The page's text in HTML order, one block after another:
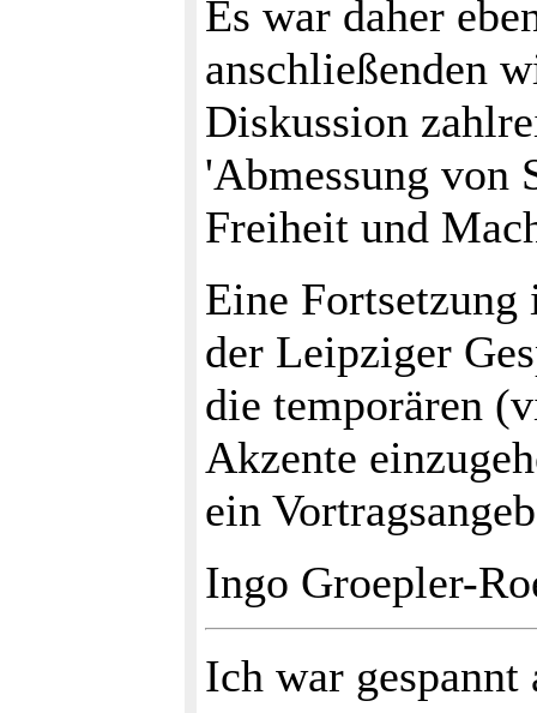
Es war daher
anschließenden
Diskussion
'Abmessung von
Freiheit und
Eine
der Leipziger
die temporären
Akzente
ein
Ingo Groepler-
Ich war